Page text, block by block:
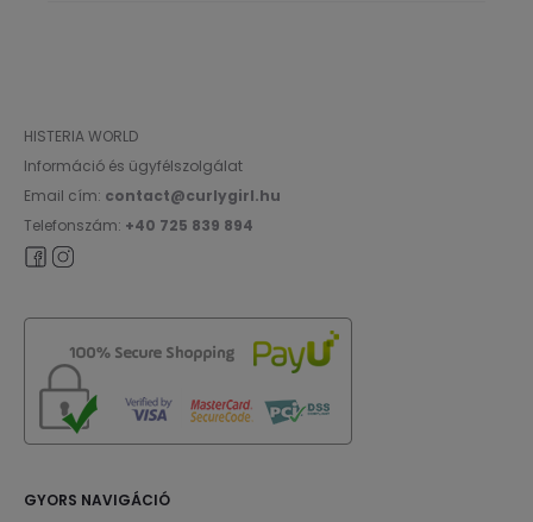
HISTERIA WORLD
Információ és ügyfélszolgálat
Email cím: contact@curlygirl.hu
Telefonszám: +40 725 839 894
GYORS NAVIGÁCIÓ